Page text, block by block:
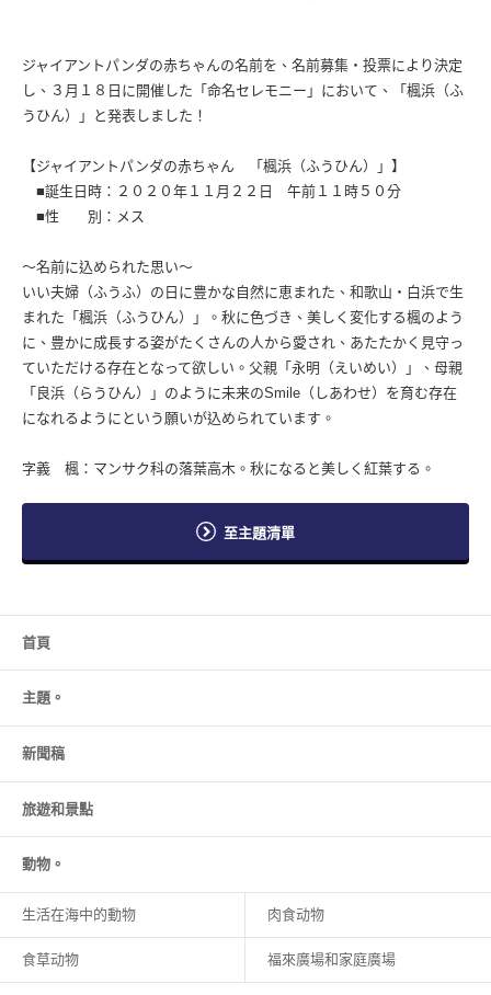
ジャイアントパンダの赤ちゃんの名前を、名前募集・投票により決定
し、３月１８日に開催した「命名セレモニー」において、「楓浜（ふ
うひん）」と発表しました！
【ジャイアントパンダの赤ちゃん 「楓浜（ふうひん）」】
■誕生日時：２０２０年１１月２２日 午前１１時５０分
■性 別：メス
〜名前に込められた思い〜
いい夫婦（ふうふ）の日に豊かな自然に恵まれた、和歌山・白浜で生
まれた「楓浜（ふうひん）」。秋に色づき、美しく変化する楓のよう
に、豊かに成長する姿がたくさんの人から愛され、あたたかく見守っ
ていただける存在となって欲しい。父親「永明（えいめい）」、母親
「良浜（らうひん）」のように未来のSmile（しあわせ）を育む存在
になれるようにという願いが込められています。
字義 楓：マンサク科の落葉高木。秋になると美しく紅葉する。
至主題清單
首頁
主題。
新聞稿
旅遊和景點
動物。
生活在海中的動物 肉食动物
食草动物 福來廣場和家庭廣場